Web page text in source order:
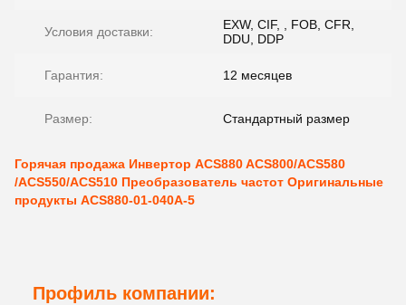
Условия доставки:
EXW, CIF, , FOB, CFR,
DDU, DDP
Гарантия: 12 месяцев
Размер: Стандартный размер
Горячая продажа Инвертор ACS880 ACS800/ACS580
/ACS550/ACS510 Преобразователь частот Оригинальные
продукты ACS880-01-040A-5
Профиль компании: